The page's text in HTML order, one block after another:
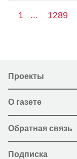
1 ... 1289
Проекты
О газете
Обратная связь
Подписка